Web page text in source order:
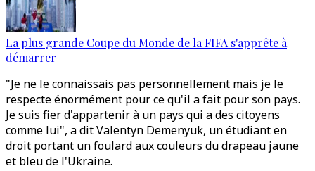
La plus grande Coupe du Monde de la FIFA s'apprête à
démarrer
"Je ne le connaissais pas personnellement mais je le
respecte énormément pour ce qu'il a fait pour son pays.
Je suis fier d'appartenir à un pays qui a des citoyens
comme lui", a dit Valentyn Demenyuk, un étudiant en
droit portant un foulard aux couleurs du drapeau jaune
et bleu de l'Ukraine.